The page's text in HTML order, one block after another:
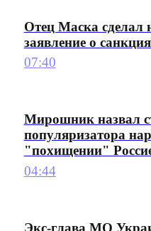
Отец Маска сделал
заявление о
07:40
Мирошник назвал
популяризатора
"похищении"
04:44
Экс-глава МО